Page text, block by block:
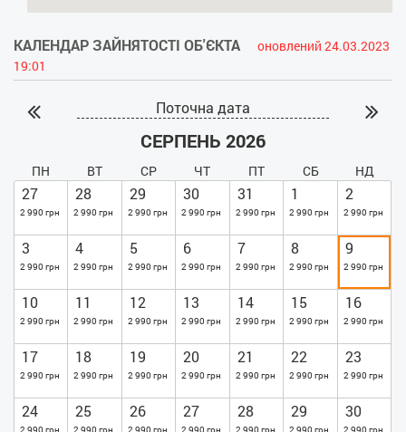
КАЛЕНДАР ЗАЙНЯТОСТІ ОБ'ЄКТА
оновлений 24.03.2023
19:01
Поточна дата
СЕРПЕНЬ 2026
ПН ВТ СР ЧТ ПТ СБ НД
27
2 990 грн
28
2 990 грн
29
2 990 грн
30
2 990 грн
31
2 990 грн
1
2 990 грн
2
2 990 грн
3
2 990 грн
4
2 990 грн
5
2 990 грн
6
2 990 грн
7
2 990 грн
8
2 990 грн
9
2 990 грн
10
2 990 грн
11
2 990 грн
12
2 990 грн
13
2 990 грн
14
2 990 грн
15
2 990 грн
16
2 990 грн
17
2 990 грн
18
2 990 грн
19
2 990 грн
20
2 990 грн
21
2 990 грн
22
2 990 грн
23
2 990 грн
24 25 26 27 28 29 30